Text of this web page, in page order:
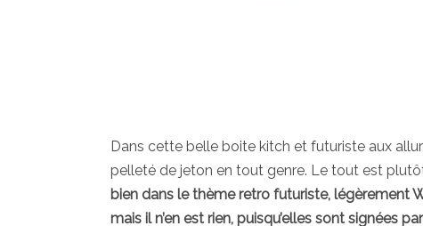
Dans cette belle boite kitch et futuriste aux
pelleté de jeton en tout genre. Le tout est
bien dans le thème retro futuriste, légèrement
mais il n’en est rien, puisqu’elles sont signées